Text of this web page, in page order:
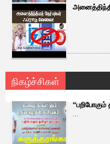
நிகழ்ச்சிகள்
“பறிபோகும்
...